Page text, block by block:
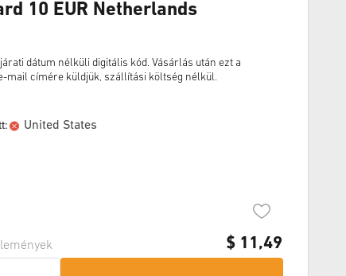
10 EUR Netherlands
dátum nélküli digitális kód. Vásárlás után ezt a
mail címére küldjük, szállítási költség nélkül.
United States
$ 11,49